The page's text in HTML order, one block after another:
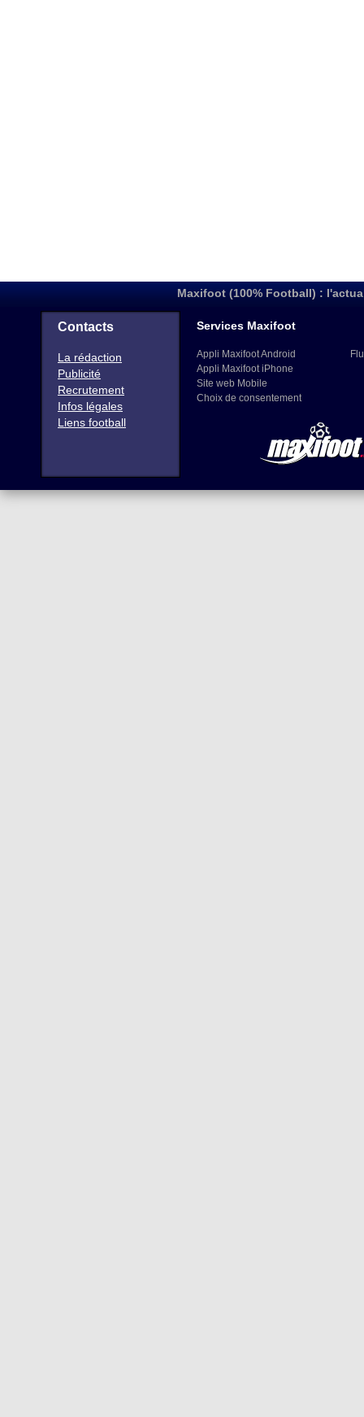
Maxifoot (100% Football) :
Contacts
La rédaction
Publicité
Recrutement
Infos légales
Liens football
Services Maxifoot
Appli Maxifoot Android
Appli Maxifoot iPhone
Site web Mobile
Choix de consentement